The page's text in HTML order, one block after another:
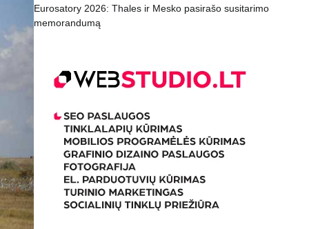
Eurosatory 2026: Thales ir Mesko pasirašo susitarimo
memorandumą